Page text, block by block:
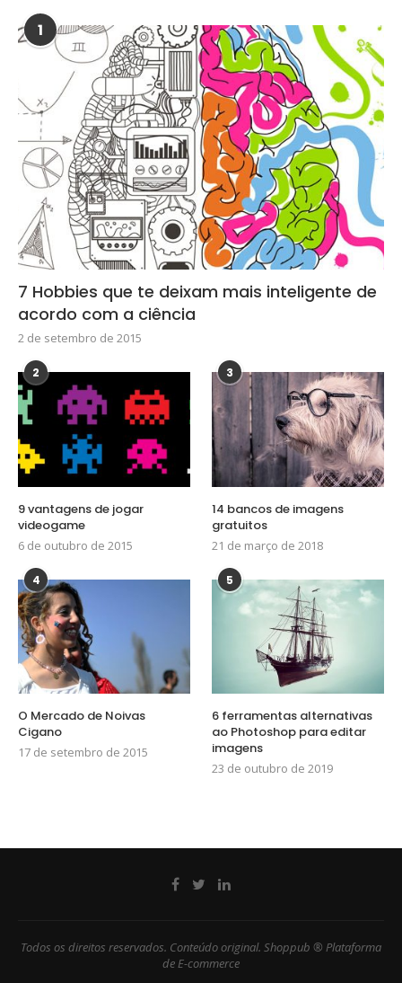
1
7 Hobbies que te deixam mais inteligente de
acordo com a ciência
2 de setembro de 2015
2
9 vantagens de jogar
videogame
6 de outubro de 2015
3
14 bancos de imagens
gratuitos
21 de março de 2018
4
O Mercado de Noivas
Cigano
17 de setembro de 2015
5
6 ferramentas alternativas
ao Photoshop para editar
imagens
23 de outubro de 2019
Todos os direitos reservados. Conteúdo original. Shoppub ® Plataforma
de E-commerce